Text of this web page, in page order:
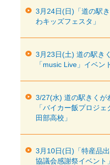
3月24日(日)「道の駅
わキッズフェスタ」
3月23日(土) 道の駅き
「music Live」イベン
3/27(水) 道の駅きくが
「バイカー飯プロジ
田部高校」
3月10日(日)「特産品
協議会感謝祭イベント